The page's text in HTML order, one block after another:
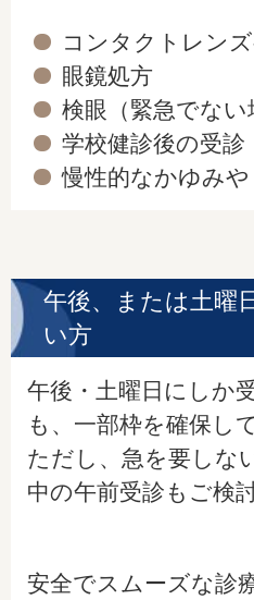
コンタクトレン
眼鏡処方
検眼（緊急でない
学校健診後の受診
慢性的なかゆみ
午後、または土曜
い方
午後・土曜日にしか
も、一部枠を確保し
ただし、急を要しな
中の午前受診もご検
安全でスムーズな診